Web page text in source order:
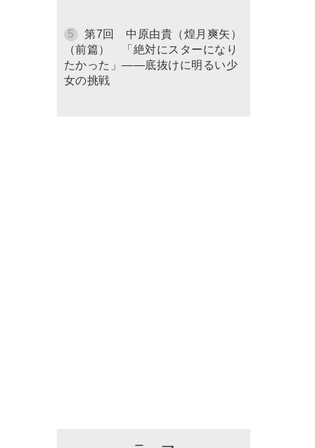
第7回 中原由貴（煌月爽矢）
（前篇） 「絶対にスターになり
たかった」――底抜けに明るい少
女の挑戦